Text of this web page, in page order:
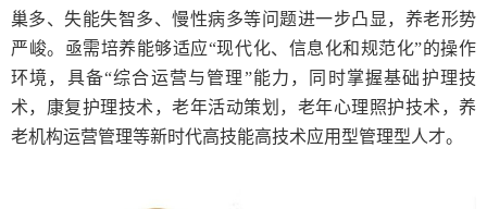
巢多、失能失智多、慢性病多等问题进一步凸显，养老形势
严峻。亟需培养能够适应“现代化、信息化和规范化”的操作
环境，具备“综合运营与管理”能力，同时掌握基础护理技
术，康复护理技术，老年活动策划，老年心理照护技术，养
老机构运营管理等新时代高技能高技术应用型管理型人才。